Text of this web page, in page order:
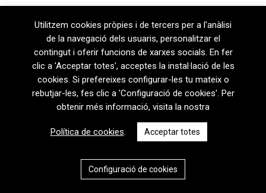
08720 Vilafranca del Penedès · General Prim 5, 2n · Barcelona
T+34 938 170 417 ·
+34 938 170 301
Política de privacitat|Política de cookies
CAT
ESP
Utilitzem cookies pròpies i de tercers per a l'anàlisi
de la navegació dels usuaris, personalitzar el
contingut i oferir funcions de xarxes socials. En fer
clic a 'Acceptar totes', acceptes la instal·lació de les
cookies. Si prefereixes configurar-les tu mateix o
rebutjar-les, fes clic a 'Configuració de cookies'. Per
obtenir més informació, visita la nostra
Política de cookies. Acceptar totes
Configuració de cookies